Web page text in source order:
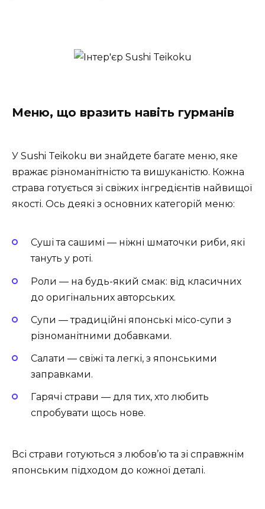
Меню, що вразить навіть гурманів
У Sushi Teikoku ви знайдете багате меню, яке
вражає різноманітністю та вишуканістю. Кожна
страва готується зі свіжих інгредієнтів найвищої
якості. Ось деякі з основних категорій меню:
Суші та сашимі — ніжні шматочки риби, які
тануть у роті.
Роли — на будь-який смак: від класичних
до оригінальних авторських.
Супи — традиційні японські місо-супи з
різноманітними добавками.
Салати — свіжі та легкі, з японськими
заправками.
Гарячі страви — для тих, хто любить
спробувати щось нове.
Всі страви готуються з любов’ю та зі справжнім
японським підходом до кожної деталі.